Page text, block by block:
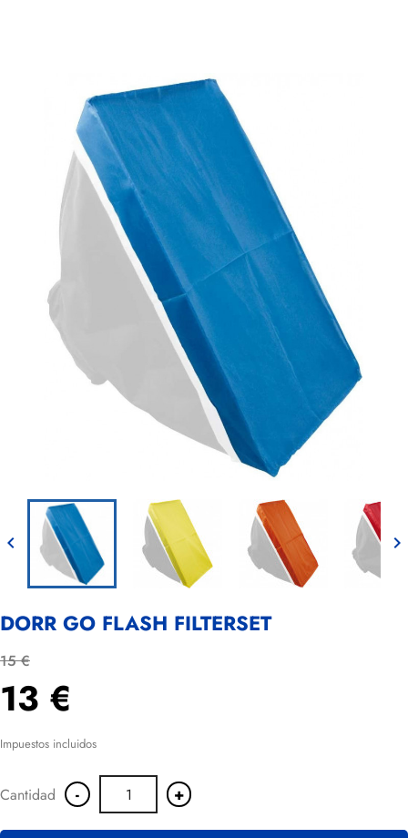
 
DORR GO FLASH FILTERSET
15 €
13 €
Impuestos incluidos
Cantidad - +